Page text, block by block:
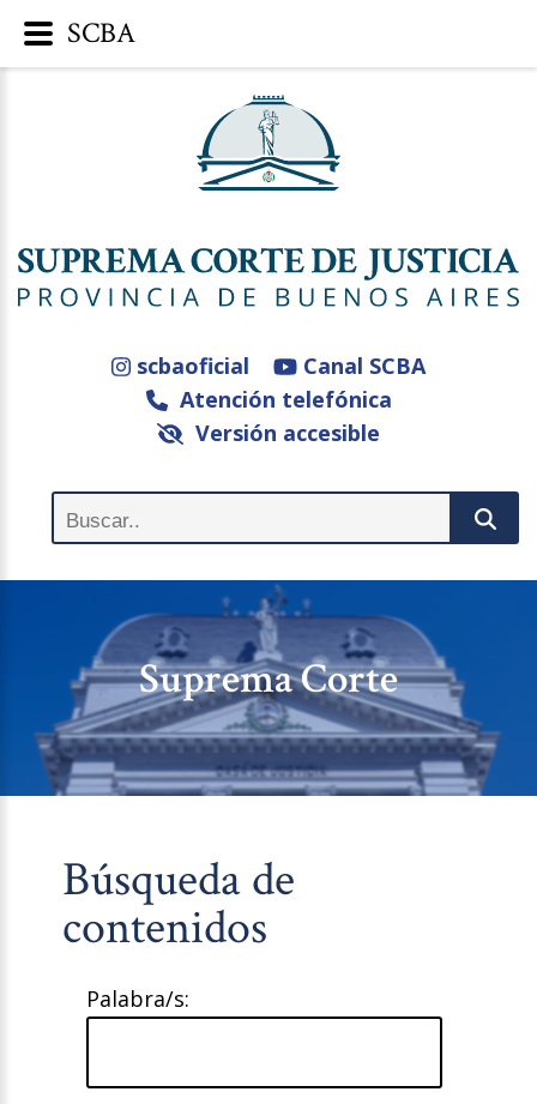
scbaoficial
Canal SCBA
Atención telefónica
Versión accesible
Suprema Corte
Búsqueda de
contenidos
Palabra/s:
SCBA